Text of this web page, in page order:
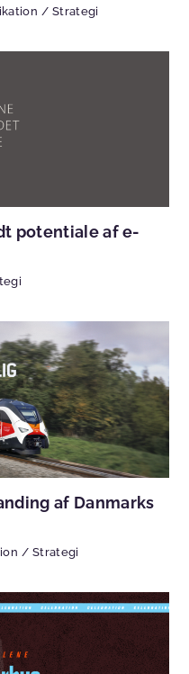
/ Strategi
potentiale af e-
af Danmarks
/ Strategi